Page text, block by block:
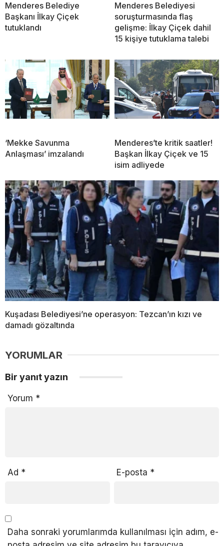
Menderes Belediye
Başkanı İlkay Çiçek
tutuklandı
Menderes Belediyesi
soruşturmasında flaş
gelişme: İlkay Çiçek dahil
15 kişiye tutuklama talebi
‘Mekke Savunma
Anlaşması’ imzalandı
Menderes’te kritik saatler!
Başkan İlkay Çiçek ve 15
isim adliyede
Kuşadası Belediyesi’ne operasyon: Tezcan’ın kızı ve
damadı gözaltında
YORUMLAR
Bir yanıt yazın
Yorum *
Ad * E-posta *
Daha sonraki yorumlarımda kullanılması için adım, e-